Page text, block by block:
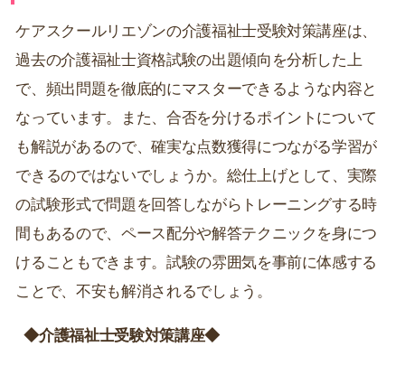
ケアスクールリエゾンの介護福祉士受験対策講座は、
過去の介護福祉士資格試験の出題傾向を分析した上
で、頻出問題を徹底的にマスターできるような内容と
なっています。また、合否を分けるポイントについて
も解説があるので、確実な点数獲得につながる学習が
できるのではないでしょうか。総仕上げとして、実際
の試験形式で問題を回答しながらトレーニングする時
間もあるので、ペース配分や解答テクニックを身につ
けることもできます。試験の雰囲気を事前に体感する
ことで、不安も解消されるでしょう。
◆介護福祉士受験対策講座◆